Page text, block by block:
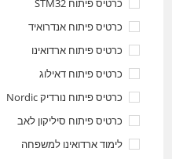
כרטיס פיתוח STM32
כרטיס פיתוח אנדרואיד
כרטיס פיתוח ארדואינו
כרטיס פיתוח דאילוג
כרטיס פיתוח נורדיק Nordic
כרטיס פיתוח סיליקון לאב
לימוד ארדואינו למשפחה